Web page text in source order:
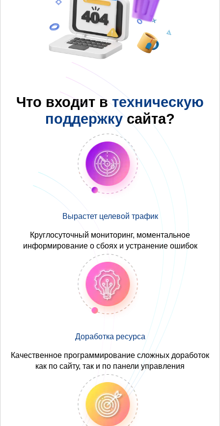
Что входит в техническую
поддержку сайта?
Вырастет целевой трафик
Круглосуточный мониторинг, моментальное
информирование о сбоях и устранение ошибок
Доработка ресурса
Качественное программирование сложных доработок
как по сайту, так и по панели управления